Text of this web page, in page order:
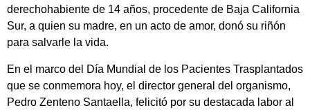
derechohabiente de 14 años, procedente de Baja California
Sur, a quien su madre, en un acto de amor, donó su riñón
para salvarle la vida.
En el marco del Día Mundial de los Pacientes Trasplantados
que se conmemora hoy, el director general del organismo,
Pedro Zenteno Santaella, felicitó por su destacada labor al